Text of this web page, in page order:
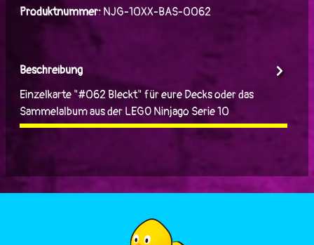
Produktnummer: NJG-10XX-BAS-0062
Beschreibung
Einzelkarte "#062 Bleckt" für eure Decks oder das
Sammelalbum aus der LEGO Ninjago Serie 10